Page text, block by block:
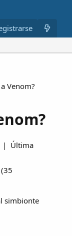
Venom?
| Última
(35
simbionte